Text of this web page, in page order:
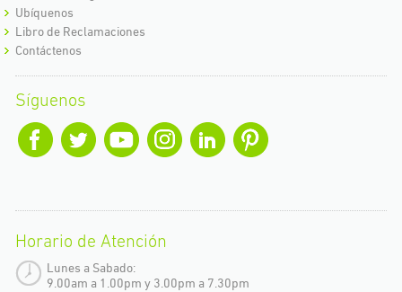
Ubíquenos
Libro de Reclamaciones
Contáctenos
Síguenos
Horario de Atención
Lunes a Sabado:
9.00am a 1.00pm y 3.00pm a 7.30pm